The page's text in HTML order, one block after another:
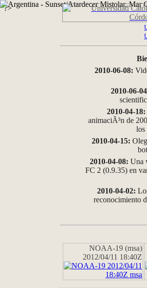
?>
2010-06-08:
2010-06-
2010-04-18:
animaciÃ³n de
los
2010-04-15:
2010-04-08: Una
FC 2 (0.9.35) en
2010-04-02:
reconocimiento
NOAA-19 (msa)
2012/04/11 18:40Z